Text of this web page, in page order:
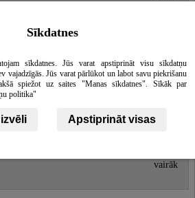
Skatīt
vairāk
Skatīt
vairāk
Sīkdatnes
sīkdatnes. Jūs varat apstiprināt visu sīkdatņu
vajadzīgās. Jūs varat pārlūkot un labot savu piekrišanu
spiežot uz saites "Manas sīkdatnes". Sīkāk par
politika"
Apstiprināt visas